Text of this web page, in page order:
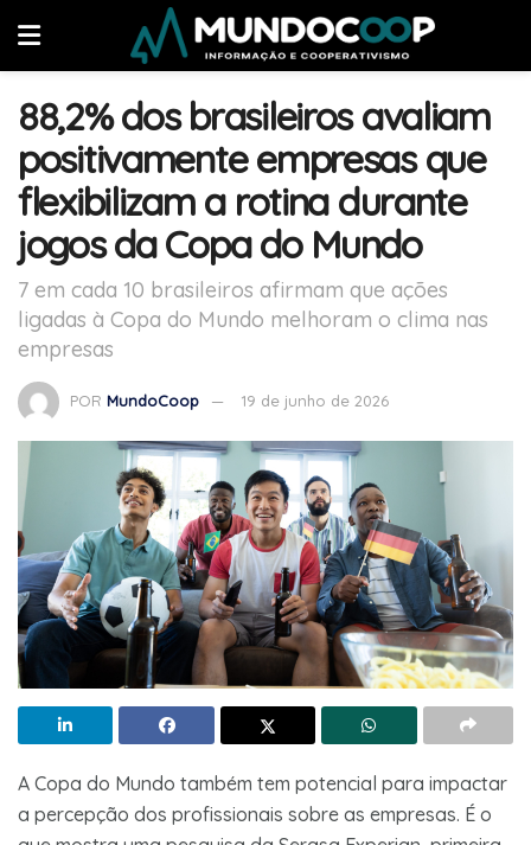
88,2% dos brasileiros avaliam
positivamente empresas que
flexibilizam a rotina durante
jogos da Copa do Mundo
7 em cada 10 brasileiros afirmam que ações
ligadas à Copa do Mundo melhoram o clima nas
empresas
POR MundoCoop 19 de junho de 2026
A Copa do Mundo também tem potencial para impactar
a percepção dos profissionais sobre as empresas. É o